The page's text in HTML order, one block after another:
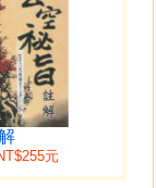
克吉凶分明，證
，爲人相宅造
，富貴人家，陽
宅風水之醜，所
氣與形勢，詞
爲謀，不煩再
元